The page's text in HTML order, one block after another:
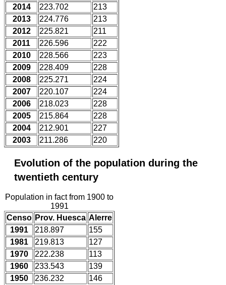
2014
223.702
213
2013
224.776
213
2012
225.821
211
2011
226.596
222
2010
228.566
223
2009
228.409
228
2008
225.271
224
2007
220.107
224
2006
218.023
228
2005
215.864
228
2004
212.901
227
2003
211.286 220
Evolution of the population during the
twentieth century
Population in fact from 1900 to
1991
Censo Prov. Huesca Alerre
1991
218.897
155
1981
219.813
127
1970
222.238
113
1960
233.543
139
1950
236.232
146